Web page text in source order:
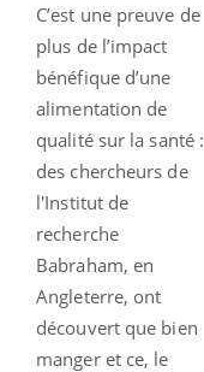
C’est une preuve de
plus de l’impact
bénéfique d’une
alimentation de
qualité sur la santé :
des chercheurs de
l'Institut de
recherche
Babraham, en
Angleterre, ont
découvert que bien
manger et ce, le